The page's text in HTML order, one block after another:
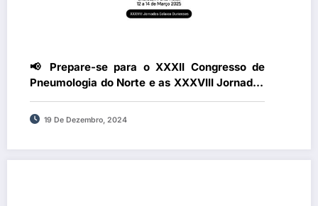
📢 Prepare-se para o XXXII Congresso de
Pneumologia do Norte e as XXXVIII Jornadas
Galaico Durienses
19 De Dezembro, 2024